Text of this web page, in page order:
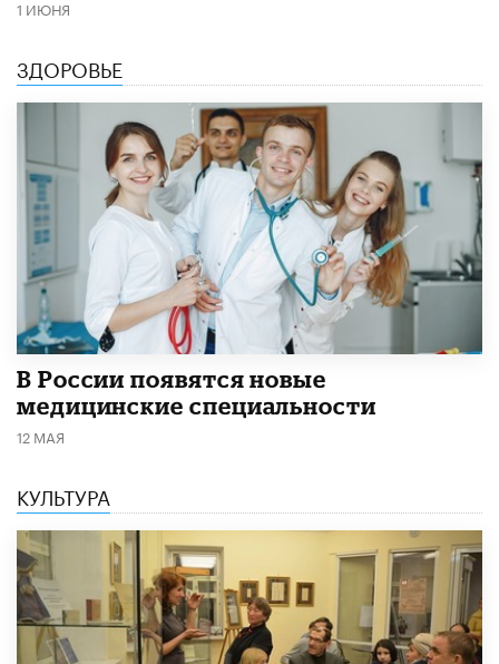
1 ИЮНЯ
ЗДОРОВЬЕ
В России появятся новые
медицинские специальности
12 МАЯ
КУЛЬТУРА